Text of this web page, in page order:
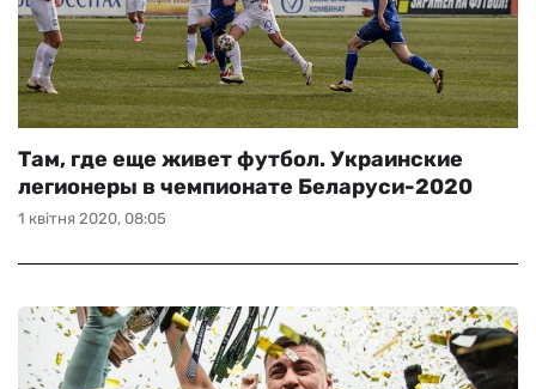
1 квітня 2020, 08:05
Там, где еще живет футбол. Украинские
легионеры в чемпионате Беларуси-2020